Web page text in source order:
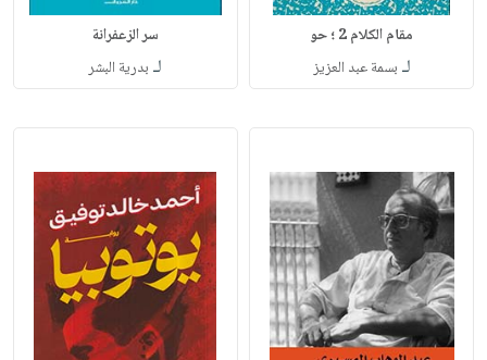
مقام الكلام 2 ؛ حو
لـ بسمة عبد العزيز
سر الزعفرانة
لـ بدرية البشر